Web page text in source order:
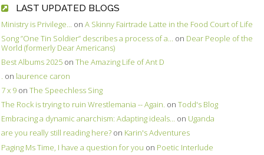
LAST UPDATED BLOGS
Ministry is Privilege... on A Skinny Fairtrade Latte in the Food Court of Life
Song ”One Tin Soldier” describes a process of a... on Dear People of the
World (formerly Dear Americans)
Best Albums 2025 on The Amazing Life of Ant D
. on laurence caron
7 x 9 on The Speechless Sing
The Rock is trying to ruin Wrestlemania -- Again. on Todd's Blog
Embracing a dynamic anarchism: Adapting ideals... on Uganda
are you really still reading here? on Karin's Adventures
Paging Ms Time, I have a question for you on Poetic Interlude